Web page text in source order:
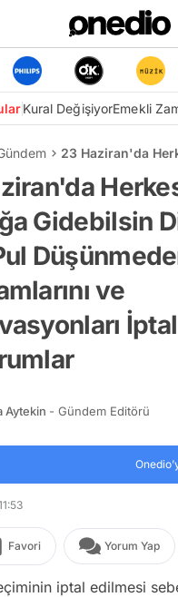
Kural DeğişiyorEmekli
23 Haziran'da
Gidebilsin
ve
Aytekin - Gündem Editörü
Favori Yorum Yap
iptal edilmesi